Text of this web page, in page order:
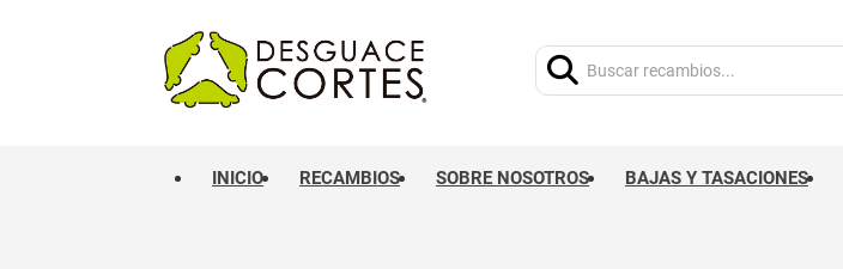
INICIO RECAMBIOS SOBRE NOSOTROS BAJAS Y TASACIONES